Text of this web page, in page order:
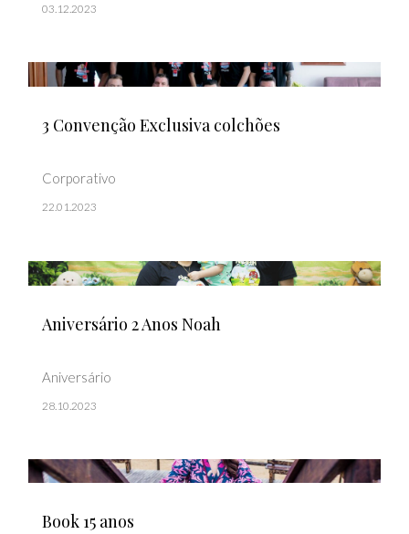
03.12.2023
3 Convenção Exclusiva colchões
Corporativo
22.01.2023
Aniversário 2 Anos Noah
Aniversário
28.10.2023
Book 15 anos